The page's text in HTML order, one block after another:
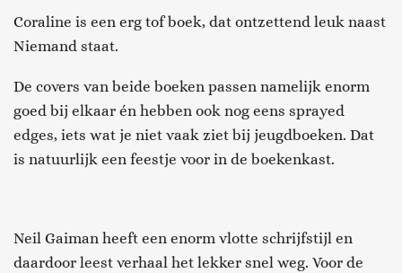
Coraline is een erg tof boek, dat ontzettend leuk naast
Niemand staat.
De covers van beide boeken passen namelijk enorm
goed bij elkaar én hebben ook nog eens sprayed
edges, iets wat je niet vaak ziet bij jeugdboeken. Dat
is natuurlijk een feestje voor in de boekenkast.
Neil Gaiman heeft een enorm vlotte schrijfstijl en
daardoor leest verhaal het lekker snel weg. Voor de